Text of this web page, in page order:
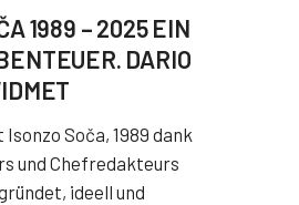
1989 – 2025 EIN
DARIO
Soča, 1989 dank
und Chefredakteurs
ideell und